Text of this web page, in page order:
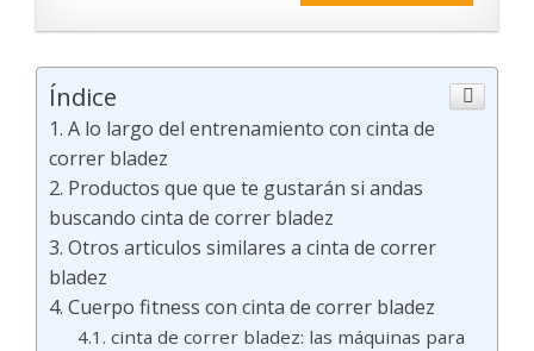
Índice
A lo largo del entrenamiento con cinta de
correr bladez
Productos que que te gustarán si andas
buscando cinta de correr bladez
Otros articulos similares a cinta de correr
bladez
Cuerpo fitness con cinta de correr bladez
cinta de correr bladez: las máquinas para